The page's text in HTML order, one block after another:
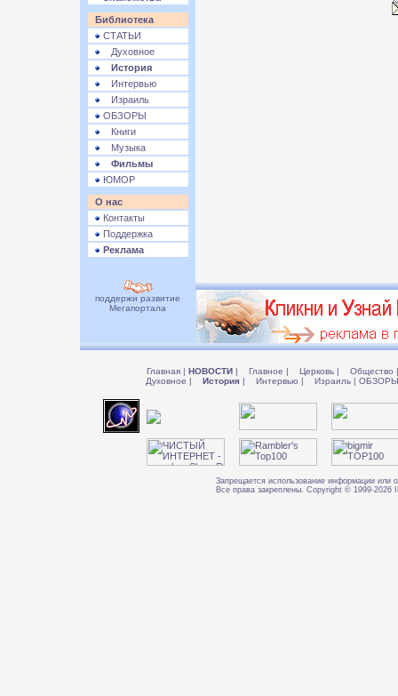
Библиотека
СТАТЬИ
Духовное
История
Интервью
Израиль
ОБЗОРЫ
Книги
Музыка
Фильмы
ЮМОР
О нас
Контакты
Поддержка
Реклама
поддержи развитие
Мегапортала
Главная | НОВОСТИ | Главное | Церковь | Общество |
Духовное | История | Интервью | Израиль |
Запрещается использование информации или
Все права закреплены. Copyright © 1999-